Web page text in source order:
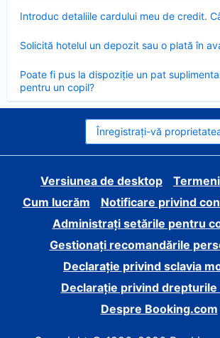
Introduc detaliile cardului meu de credit.
închis
Solicită hotelul un depozit sau o plată în
închis
Poate fi pus la dispoziție un pat
pentru un copil?
închis
Înregistrați-vă
Versiunea de desktop
Cum lucrăm
Notificare privind
Administrați setările pentru
Gestionați recomandările
Declarație privind sclavia
Declarație privind drepturile
Despre Booking.com